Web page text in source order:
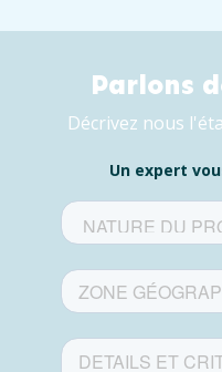
Parlons
Décrivez nous